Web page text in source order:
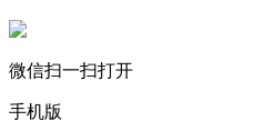
微信扫一扫打开
手机版